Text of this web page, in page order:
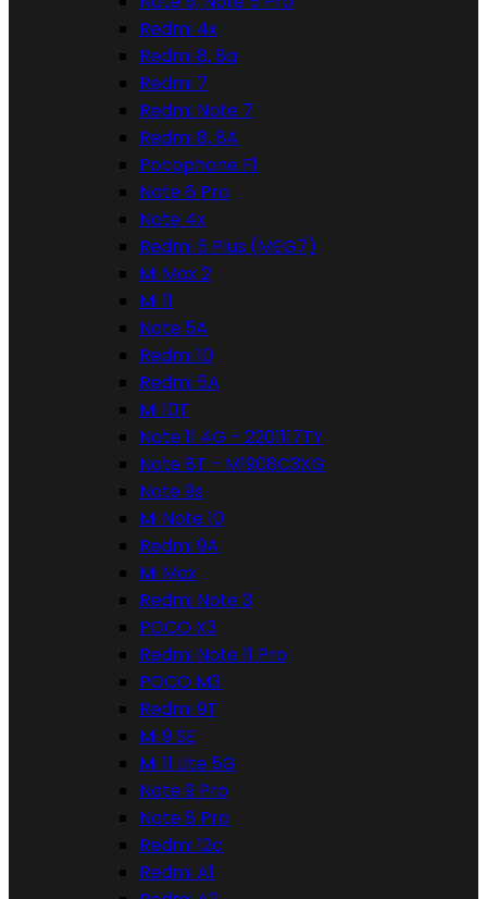
Redmi 4x
Redmi 8, 8a
Redmi 7
Redmi Note 7
Redmi 8, 8A
Pocophone F1
Note 6 Pro
Note 4x
Redmi 5 Plus (MEG7)
Mi Max 2
Mi 11
Note 5A
Redmi 10
Redmi 5A
Mi 10T
Note 11 4G - 2201117TY
Note 8T - M1908C3XG
Note 9s
Mi Note 10
Redmi 9A
Mi Max
Redmi Note 3
POCO X3
Redmi Note 11 Pro
POCO M3
Redmi 9T
Mi 9 SE
Mi 11 Lite 5G
Note 9 Pro
Note 8 Pro
Redmi 12c
Redmi A1